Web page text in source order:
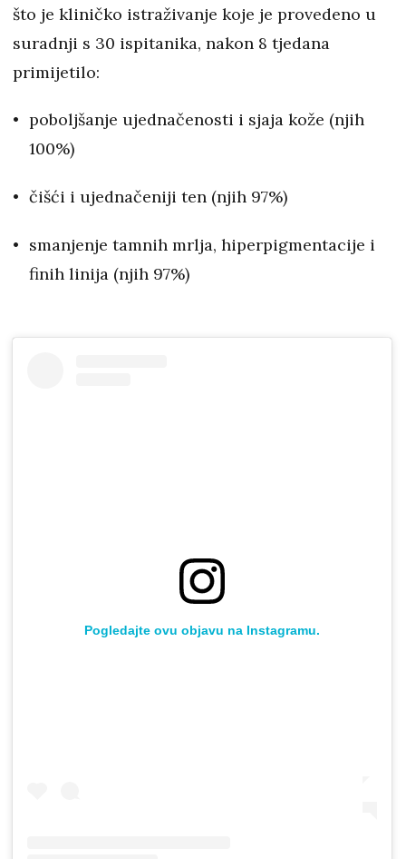
što je kliničko istraživanje koje je provedeno u
suradnji s 30 ispitanika, nakon 8 tjedana
primijetilo:​
poboljšanje ujednačenosti i sjaja kože (njih
100%)
čišći i ujednačeniji ten (njih 97%)
smanjenje tamnih mrlja, hiperpigmentacije i
finih linija (njih 97%)
Pogledajte ovu objavu na Instagramu.